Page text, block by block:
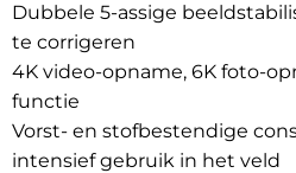
Dubbele 5-assige
te corrigeren
4K video-opname, 6K foto-
functie
Vorst- en stofbestendige
intensief gebruik in het veld